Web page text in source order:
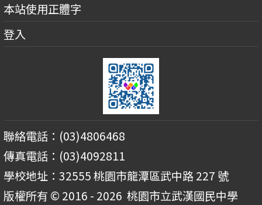
本站使用正體字
登入
聯絡電話：(03)4806468
傳真電話：(03)4092811
學校地址：32555 桃園市龍潭區武中路 227 號
版權所有 © 2016 - 2026 桃園市立武漢國民中學